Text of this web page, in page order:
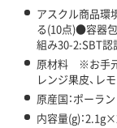
アスクル商品環
る(10点)●容器
組み30-2:SBT
原材料 ※お手元
レンジ果皮、レ
原産国：ポーラ
内容量(g)：